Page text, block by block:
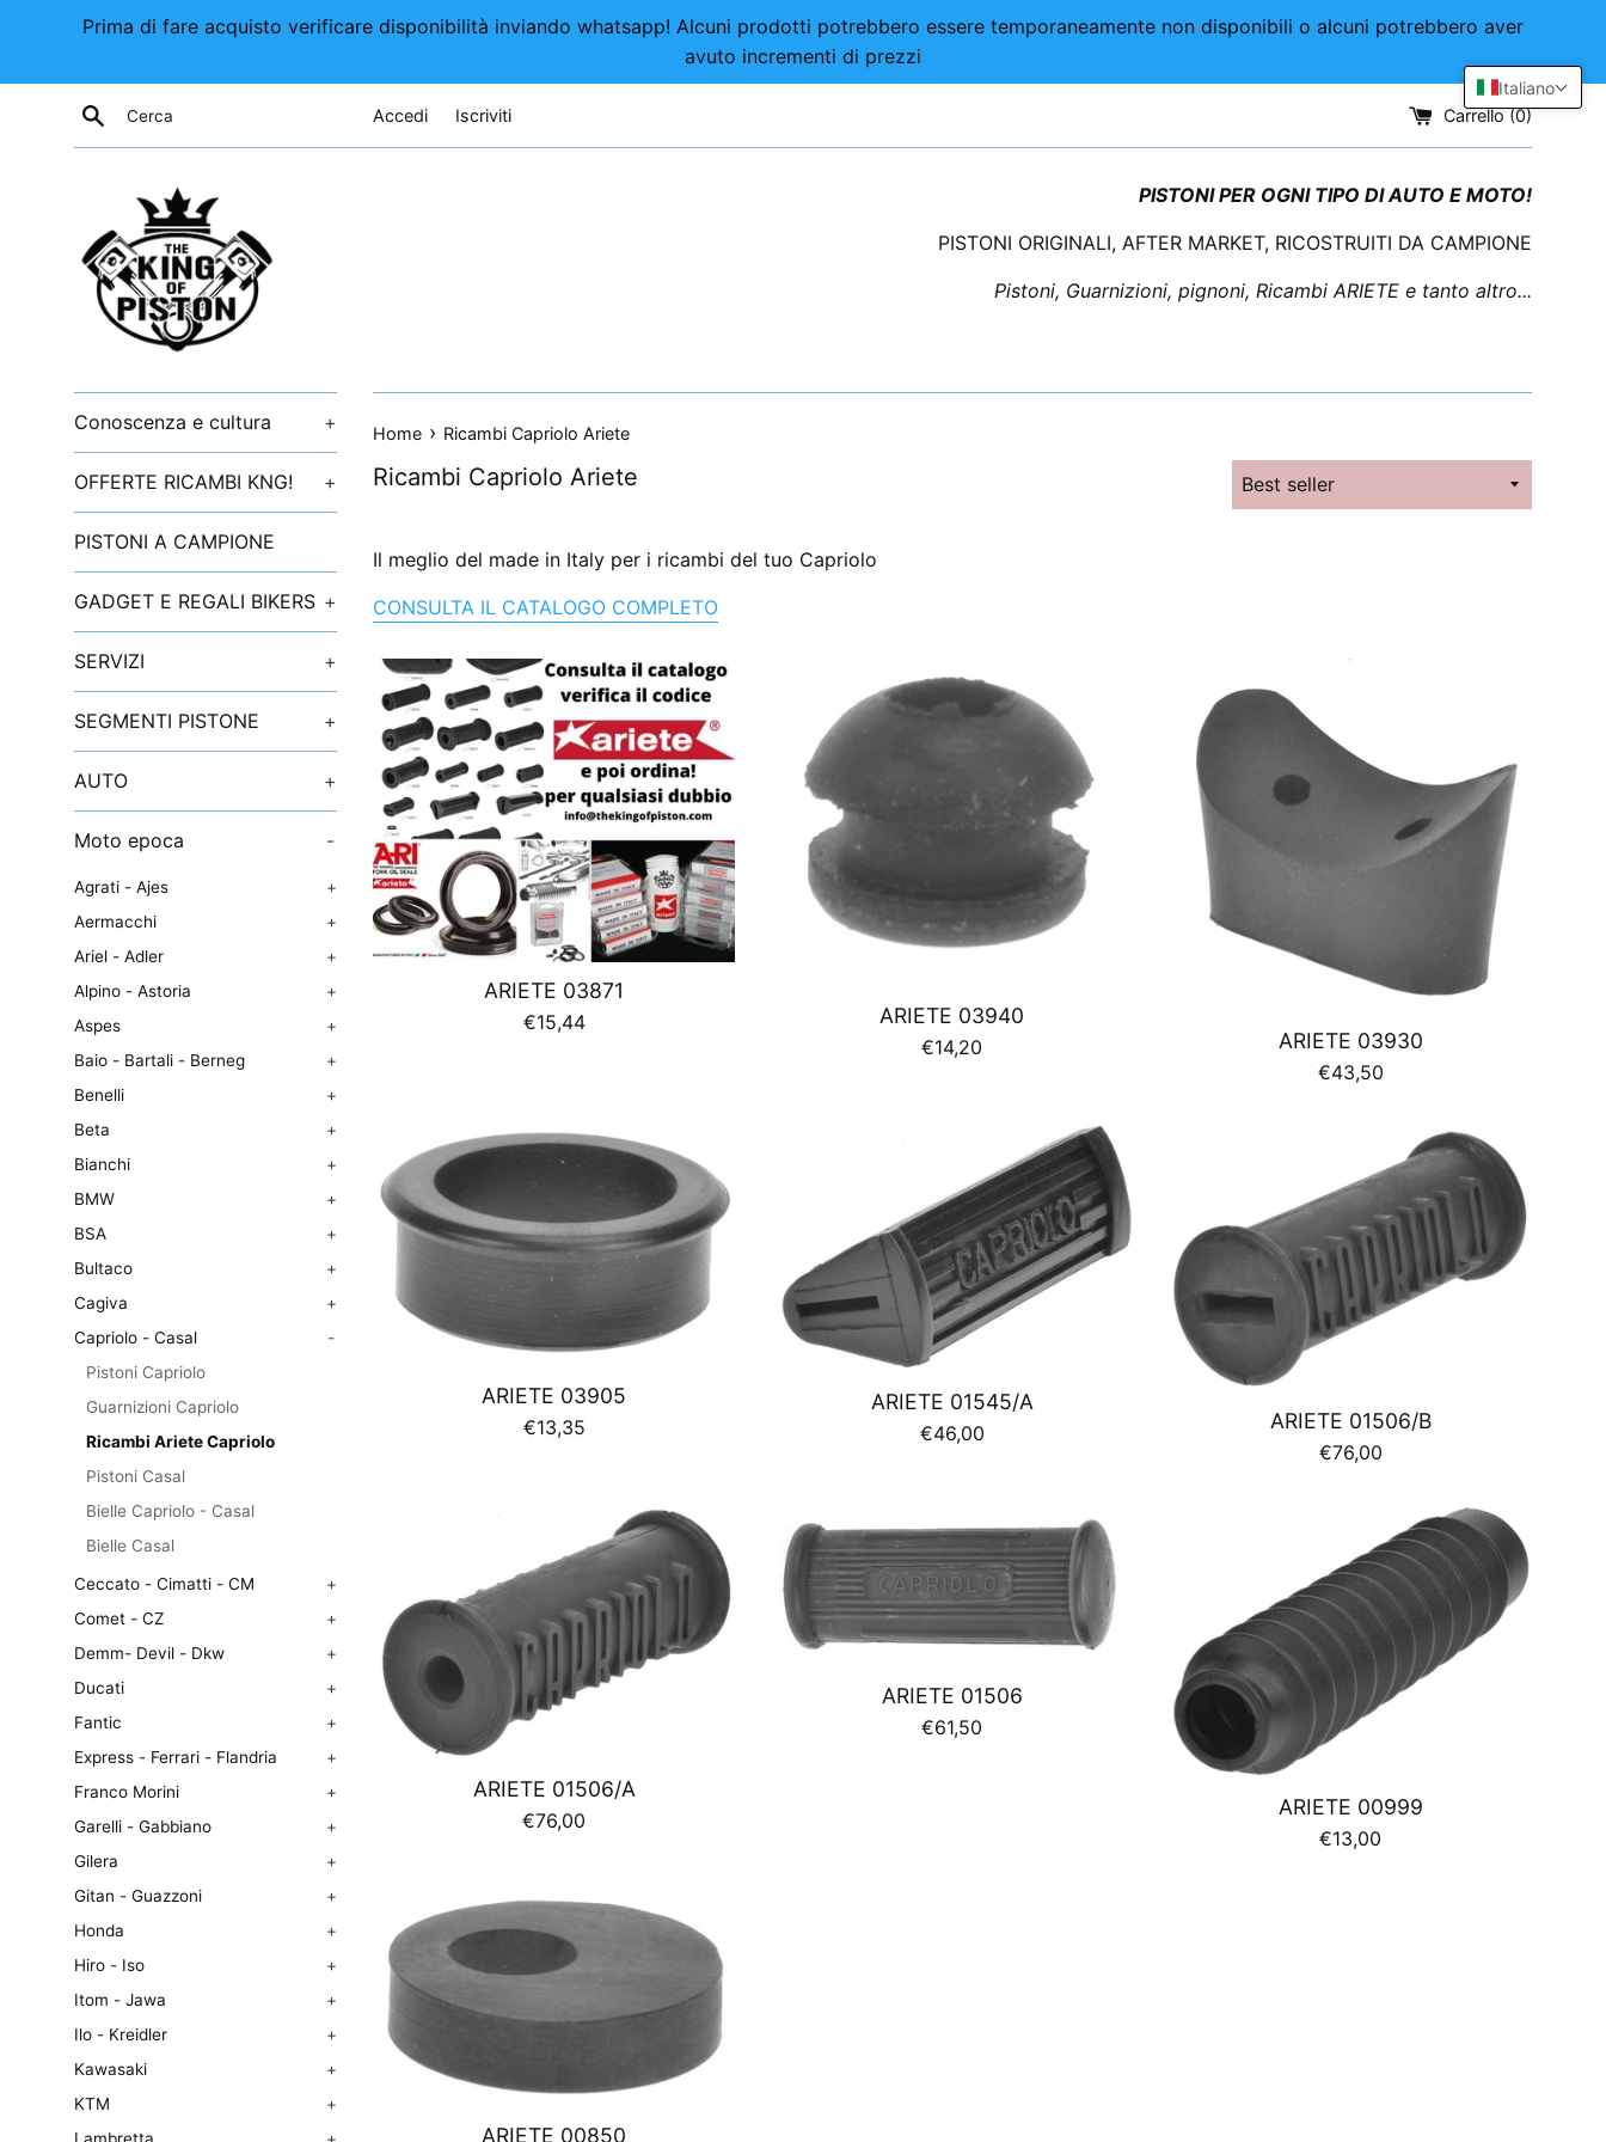
contenuti
Prima di fare acquisto verificare disponibilità inviando whatsapp! Alcuni prodotti potrebbero essere temporaneamente non disponibili o alcuni potrebbero aver
avuto incrementi di prezzi
Cerca Accedi Iscriviti Carrello (0)
PISTONI PER OGNI TIPO DI AUTO E MOTO!
PISTONI ORIGINALI, AFTER MARKET, RICOSTRUITI DA CAMPIONE
Pistoni, Guarnizioni, pignoni, Ricambi ARIETE e tanto altro...
Conoscenza e cultura +
OFFERTE RICAMBI KNG! +
PISTONI A CAMPIONE
GADGET E REGALI BIKERS +
SERVIZI +
SEGMENTI PISTONE +
AUTO +
Moto epoca -
Agrati - Ajes
+
Aermacchi
+
Ariel - Adler
+
Alpino - Astoria
+
Aspes
+
Baio - Bartali - Berneg
+
Benelli
+
Beta
+
Bianchi
+
BMW
+
BSA
+
Bultaco
+
Cagiva
+
Capriolo - Casal
-
Pistoni Capriolo
Guarnizioni Capriolo
Ricambi Ariete Capriolo
Pistoni Casal
Bielle Capriolo - Casal
Bielle Casal
Ceccato - Cimatti - CM
+
Comet - CZ
+
Demm- Devil - Dkw
+
Ducati
+
Fantic
+
Express - Ferrari - Flandria
+
Franco Morini
+
Garelli - Gabbiano
+
Gilera
+
Gitan - Guazzoni
+
Honda
+
Hiro - Iso
+
Itom - Jawa
+
Ilo - Kreidler
+
Kawasaki
+
KTM
+
Home › Ricambi Capriolo Ariete
Ricambi Capriolo Ariete
Ordina
per
Il meglio del made in Italy per i ricambi del tuo Capriolo
CONSULTA IL CATALOGO COMPLETO
ARIETE 03871
Prezzo
€15,44 ARIETE 03940
Prezzo
€14,20 ARIETE 03930
Prezzo
€43,50
ARIETE 03905
Prezzo
€13,35
ARIETE 01545/A
Prezzo
€46,00
ARIETE 01506/B
Prezzo
€76,00
ARIETE 01506/A
Prezzo
€76,00
ARIETE 01506
Prezzo
€61,50
ARIETE 00999
Prezzo
€13,00
ARIETE 00850
Italiano